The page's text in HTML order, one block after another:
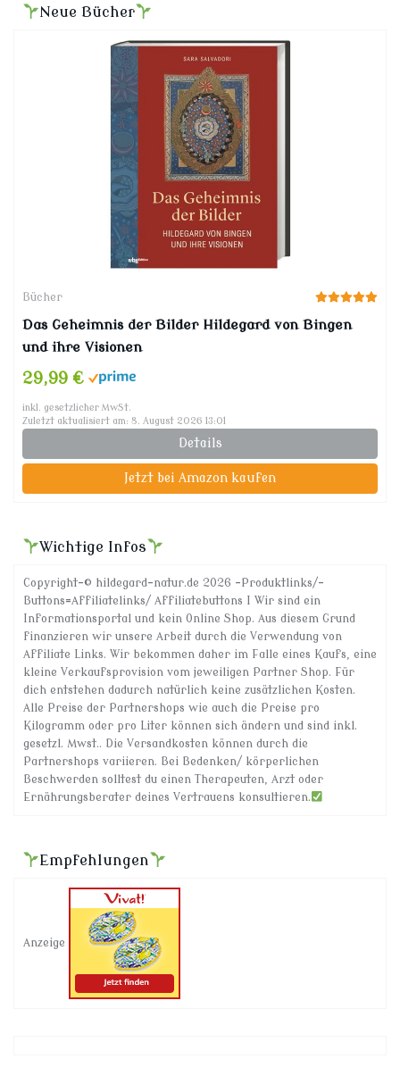
Neue Bücher
Bücher
Das Geheimnis der Bilder Hildegard von Bingen
und ihre Visionen
29,99 €
inkl. gesetzlicher MwSt.
Zuletzt aktualisiert am: 8. August 2026 13:01
Details
Jetzt bei Amazon kaufen
Wichtige Infos
Copyright-© hildegard-natur.de 2026 -Produktlinks/-
Buttons=Affiliatelinks/ Affiliatebuttons I Wir sind ein
Informationsportal und kein Online Shop. Aus diesem Grund
finanzieren wir unsere Arbeit durch die Verwendung von
Affiliate Links. Wir bekommen daher im Falle eines Kaufs, eine
kleine Verkaufsprovision vom jeweiligen Partner Shop. Für
dich entstehen dadurch natürlich keine zusätzlichen Kosten.
Alle Preise der Partnershops wie auch die Preise pro
Kilogramm oder pro Liter können sich ändern und sind inkl.
gesetzl. Mwst.. Die Versandkosten können durch die
Partnershops variieren. Bei Bedenken/ körperlichen
Beschwerden solltest du einen Therapeuten, Arzt oder
Ernährungsberater deines Vertrauens konsultieren.
Empfehlungen
Anzeige